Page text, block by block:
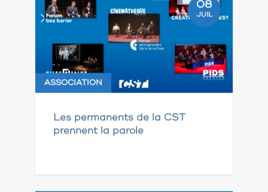
08
JUIL
ASSOCIATION
Les permanents de la CST
prennent la parole